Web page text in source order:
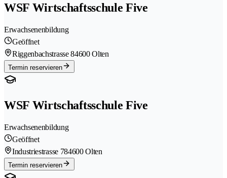
WSF Wirtschaftsschule Five
Erwachsenenbildung
Geöffnet
Riggenbachstrasse 84600 Olten
Termin reservieren
WSF Wirtschaftsschule Five
Erwachsenenbildung
Geöffnet
Industriestrasse 784600 Olten
Termin reservieren